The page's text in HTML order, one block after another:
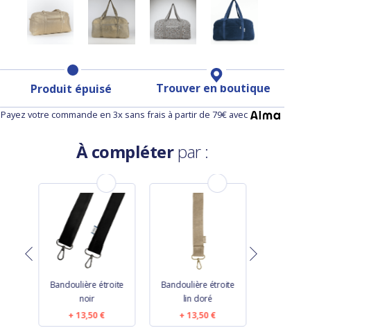
Produit épuisé Trouver en boutique
Payez votre commande en 3x sans frais à partir de 79€ avec
À compléterpar :
Bandoulière étroite
noir
13,50 €
Bandoulière étroite
lin doré
13,50 €